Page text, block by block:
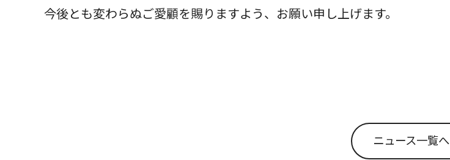
今後とも変わらぬご愛顧を賜りますよう、お願い申し上げます。
ニュース一覧へ